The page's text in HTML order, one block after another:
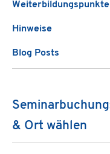
Weiterbildungspunkte
Hinweise
Blog Posts
& Ort wählen